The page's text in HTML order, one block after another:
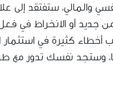
والمالي، ستفتقد إلى
أو الانخراط في
أخطاء كثيرة في
وستجد نفسك تدور مع